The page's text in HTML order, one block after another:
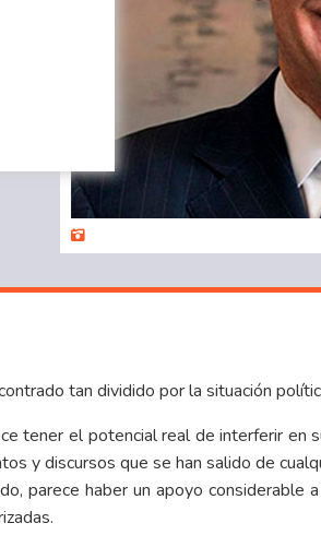
tan dividido por la situación
tener el potencial real de interferir en
y discursos que se han salido de
parece haber un apoyo